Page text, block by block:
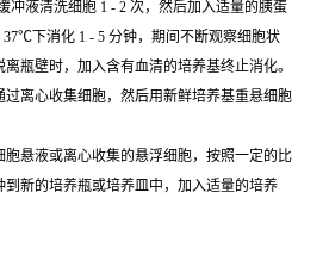
冲液清洗细胞 1 - 2 次，然后加入适量的胰蛋
37℃下消化 1 - 5 分钟，期间不断观察细胞状
瓶壁时，加入含有血清的培养基终止消化。
离心收集细胞，然后用新鲜培养基重悬细胞
悬液或离心收集的悬浮细胞，按照一定的比
到新的培养瓶或培养皿中，加入适量的培养